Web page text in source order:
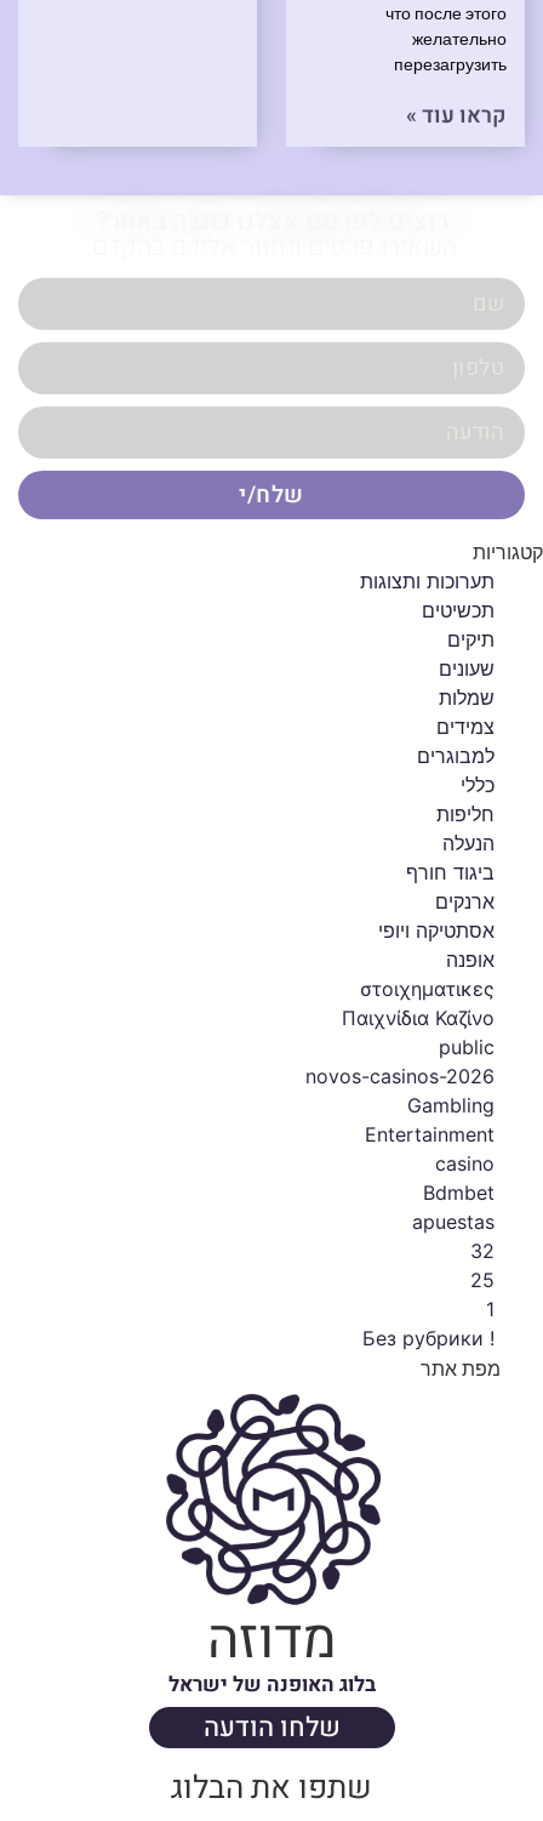
что после этого
желательно
перезагрузить
קראו עוד »
שלח/י
קטגוריות
תערוכות ותצוגות
תכשיטים
תיקים
שעונים
שמלות
צמידים
למבוגרים
כללי
חליפות
הנעלה
ביגוד חורף
ארנקים
אסתטיקה ויופי
אופנה
στοιχηματικες
Παιχνίδια Καζίνο
public
novos-casinos-2026
Gambling
Entertainment
casino
Bdmbet
apuestas
32
25
1
! Без рубрики
מפת אתר
מדוזה
בלוג האופנה של ישראל
שלחו הודעה
שתפו את הבלוג